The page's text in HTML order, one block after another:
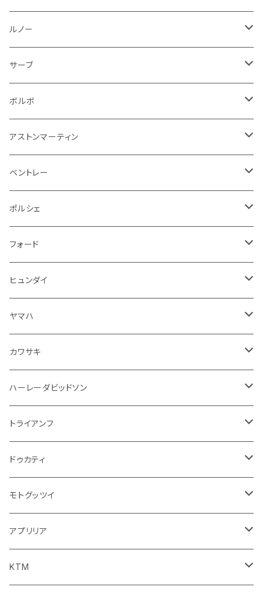
その他
ポルシェ
ヒュンダイ
その他
フォルクスワーゲン
ボルボ
シートベルト周り
ステアリング
ステアリングホイールカバー
修理ツール
運転席周り
アームレスト
ドア回り
ホーン
キーホルダー
収納用品
灰皿・ゴミ箱
インテリアパネル
ドリンクホルダー
携帯・スマホホルダー
ステッカー
ダッシュボード
外装系
スポイラー系
シートカバー
ホイール
泥除け
ガソリンタンク
フロントワイパー
リアワイパー
オーディオ系
その他
ケーブル系
排気系
ガスケット
通信系
吸気系
エアフィルター
リアバンパー
エンジン系
外装系
ウインカー
ワイパー
ミラー
収納系
アームレスト
シフトレバー
その他
冷却系
ラジエーター
ブレーキランプ
ウインカー
トランクマット
ワイパー
キーホルダー
フロアマット
ルノー
フロアマット
タイヤ回り
泥除け
ワイパー
その他
シフトノブ
運転席周り
ドア回り
アームレスト
ライト系
ウインカー
サーブ
フロアマット
シフトノブ
ボルボ
フロアマット
トランクマット
アストンマーティン
フロアマット
ベントレー
フロアマット
外装
グリル
ポルシェ
フロアマット
その他
フォード
フロアマット
ダッシュボード
ドア回り
エンジン系
オイル系
その他
フロントガラス回り
ワイパー
リアガラス回り
ライト系
フォグランプ
ミラー系
ヒュンダイ
フロアマット
ヤマハ
電装系
ウインカー
モーター系
ミラー
ブレーキ系
クラッチブレーキレバー
駆動系
その他
フェンダー系
カワサキ
ミラー
ハンドル系
足回り
サスペンション
タンク系
キャップ
ブレーキ系
ブレーキ・クラッチレバー
ハーレーダビッドソン
ミラー
トライアンフ
ミラー
ドゥカティ
ミラー
その他
ブレーキ系
モトグッツイ
ミラー
アプリリア
ミラー
KTM